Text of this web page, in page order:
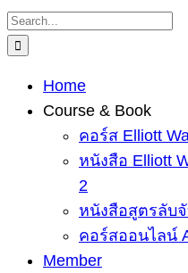
Skip
to
Search
for:
Home
Course & Book
คอร์ส Elliott
หนังสือ Elliott
2
หนังสือสูตรลับ
คอร์สออนไลน์
Member